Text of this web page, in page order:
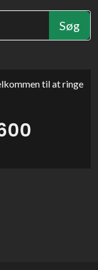
til at ringe